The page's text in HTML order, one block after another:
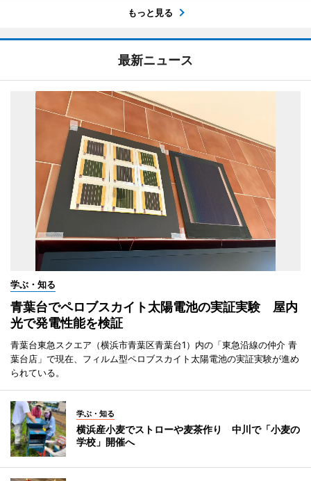
もっと見る
最新ニュース
学ぶ・知る
青葉台でペロブスカイト太陽電池の実証実験 屋内
光で発電性能を検証
青葉台東急スクエア（横浜市青葉区青葉台1）内の「東急沿線の仲介 青
葉台店」で現在、フィルム型ペロブスカイト太陽電池の実証実験が進め
られている。
学ぶ・知る
横浜産小麦でストローや麦茶作り 中川で「小麦の
学校」開催へ